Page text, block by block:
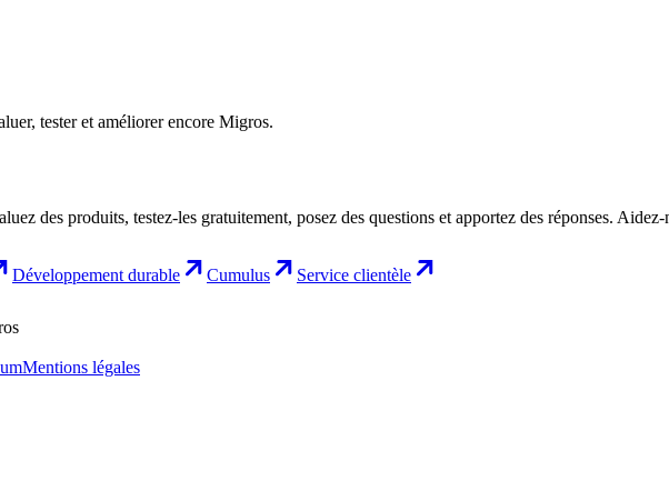
tester et améliorer encore Migros.
des produits, testez-les gratuitement, posez des questions et apportez des réponses.
Développement durable Cumulus Service clientèle
Mentions légales